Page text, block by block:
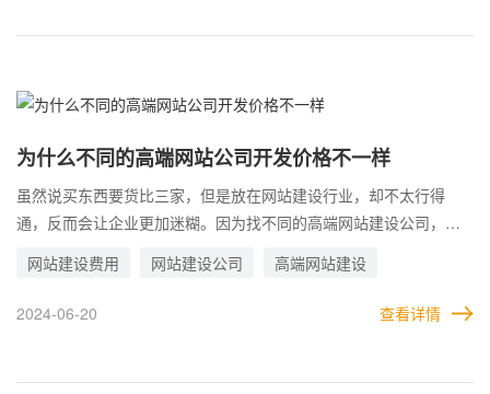
为什么不同的高端网站公司开发价格不一样
虽然说买东西要货比三家，但是放在网站建设行业，却不太行得
通，反而会让企业更加迷糊。因为找不同的高端网站建设公司，得
为什么不同的建站公司，针对网站的报价会有这么大的差别?其实这
里面涉及的因素有很多，并不仅仅只针对网站需求本身，所以价格
网站建设费用 网站建设公司 高端网站建设
2024-06-20 查看详情